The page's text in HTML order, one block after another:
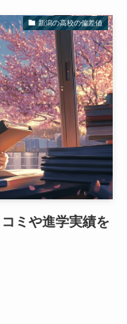
新潟の高校の偏差値
ミや進学実績を